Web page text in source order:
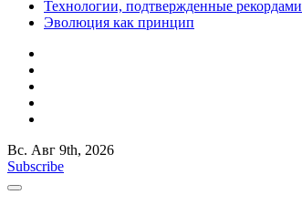
Технологии, подтвержденные рекордами
Эволюция как принцип
Вс. Авг 9th, 2026
Subscribe